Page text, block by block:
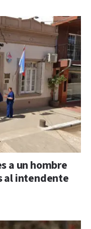
a un hombre
al intendente